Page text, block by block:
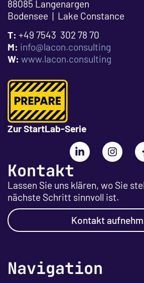
88085 Langenargen
Bodensee | Lake Constance
T: +49 7543 302 78 70
M: info@lacon.consulting
W: www.lacon.consulting
Zur StartLab-Serie
Kontakt
Lassen Sie uns klären, wo Sie
nächste Schritt sinnvoll ist.
Kontakt
Navigation